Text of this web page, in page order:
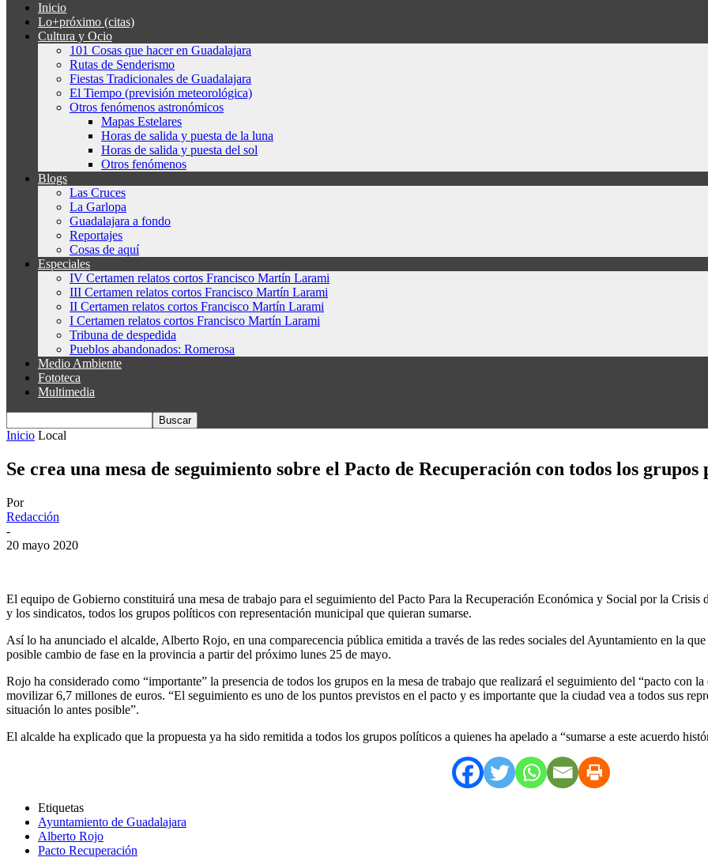
Inicio
Lo+próximo (citas)
Cultura y Ocio
101 Cosas que hacer en Guadalajara
Rutas de Senderismo
Fiestas Tradicionales de Guadalajara
El Tiempo (previsión meteorológica)
Otros fenómenos astronómicos
Mapas Estelares
Horas de salida y puesta de la luna
Horas de salida y puesta del sol
Otros fenómenos
Blogs
Las Cruces
La Garlopa
Guadalajara a fondo
Reportajes
Cosas de aquí
Especiales
IV Certamen relatos cortos Francisco Martín Larami
III Certamen relatos cortos Francisco Martín Larami
II Certamen relatos cortos Francisco Martín Larami
I Certamen relatos cortos Francisco Martín Larami
Tribuna de despedida
Pueblos abandonados: Romerosa
Medio Ambiente
Fototeca
Multimedia
Inicio Local
Se crea una mesa de seguimiento sobre el Pacto de Recuperación con todos los grupos
Por
Redacción
-
20 mayo 2020
El equipo de Gobierno constituirá una mesa de trabajo para el seguimiento del Pacto Para la Recuperación Económica y Social por la Crisis
y los sindicatos, todos los grupos políticos con representación municipal que quieran sumarse.
Así lo ha anunciado el alcalde, Alberto Rojo, en una comparecencia pública emitida a través de las redes sociales del Ayuntamiento en la
posible cambio de fase en la provincia a partir del próximo lunes 25 de mayo.
Rojo ha considerado como “importante” la presencia de todos los grupos en la mesa de trabajo que realizará el seguimiento del “pacto con
movilizar 6,7 millones de euros. “El seguimiento es uno de los puntos previstos en el pacto y es importante que la ciudad vea a todos sus
situación lo antes posible”.
El alcalde ha explicado que la propuesta ya ha sido remitida a todos los grupos políticos a quienes ha apelado a “sumarse a este acuerdo
Etiquetas
Ayuntamiento de Guadalajara
Alberto Rojo
Pacto Recuperación